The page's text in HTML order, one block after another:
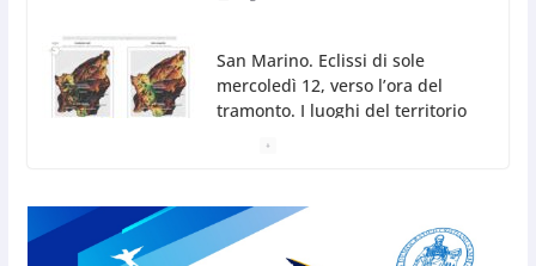
San Marino, stop agli abbruciamenti di residui
Caccuri celebra Roberto Sergio: